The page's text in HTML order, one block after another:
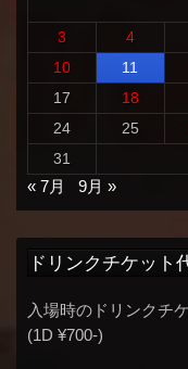
3
4
10
11
17
18
24
25
31
« 7月
9月 »
ドリンクチケット
入場時のドリンクチ
(1D ¥700-)